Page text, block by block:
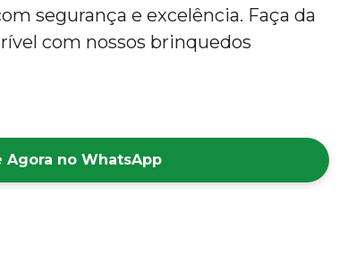
segurança e excelência. Faça da
com nossos brinquedos
Agora no WhatsApp